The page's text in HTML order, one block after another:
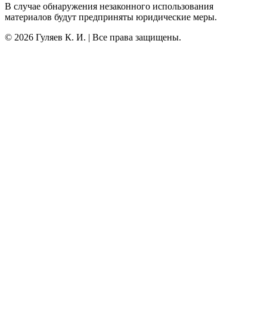
В случае обнаружения незаконного использования
материалов будут предприняты юридические меры.
© 2026 Гуляев К. И. | Все права защищены.